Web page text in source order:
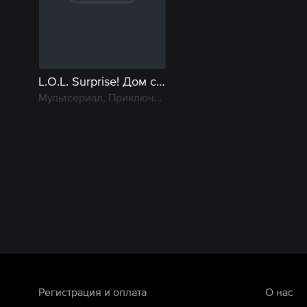
L.O.L. Surprise! Дом сюрпризов
Мультсериал, Приключение
Регистрация и оплата О нас